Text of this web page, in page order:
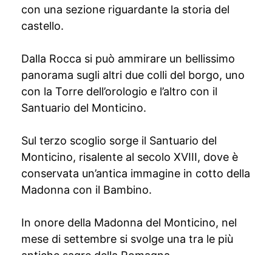
con una sezione riguardante la storia del
castello.
Dalla Rocca si può ammirare un bellissimo
panorama sugli altri due colli del borgo, uno
con la Torre dell’orologio e l’altro con il
Santuario del Monticino.
Sul terzo scoglio sorge il Santuario del
Monticino, risalente al secolo XVIII, dove è
conservata un’antica immagine in cotto della
Madonna con il Bambino.
In onore della Madonna del Monticino, nel
mese di settembre si svolge una tra le più